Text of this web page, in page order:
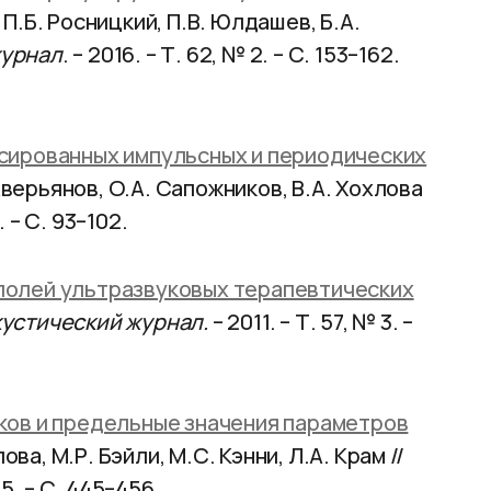
Росницкий, П.В. Юлдашев, Б.А.
. – 2016. – Т. 62, № 2. – С. 153–162.
импульсных и периодических
О.А. Сапожников, В.А. Хохлова
С. 93–102.
ультразвуковых терапевтических
журнал. – 2011. – Т. 57, № 3. –
и предельные значения параметров
М.Р. Бэйли, М.С. Кэнни, Л.А. Крам //